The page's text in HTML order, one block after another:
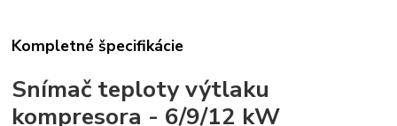
Kompletné špecifikácie
Snímač teploty výtlaku
kompresora - 6/9/12 kW